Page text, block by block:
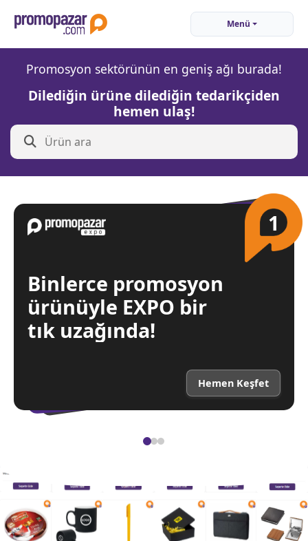
Menü
Promosyon sektörünün en geniş ağı burada!
Dilediğin ürüne dilediğin tedarikçiden
hemen ulaş!
Binlerce promosyon
ürünüyle EXPO bir
tık uzağında!
1
Hemen Keşfet